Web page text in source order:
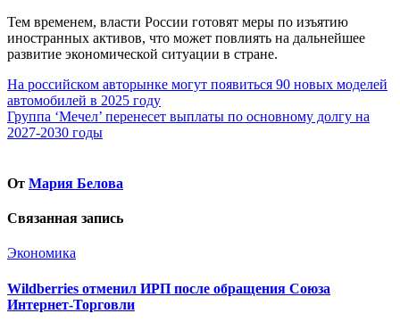
Тем временем, власти России готовят меры по изъятию
иностранных активов, что может повлиять на дальнейшее
развитие экономической ситуации в стране.
Навигация
по
записям
На российском авторынке могут появиться 90 новых моделей
автомобилей в 2025 году
Группа ‘Мечел’ перенесет выплаты по основному долгу на
2027-2030 годы
От Мария Белова
Связанная запись
Экономика
Wildberries отменил ИРП после обращения Союза
Интернет-Торговли